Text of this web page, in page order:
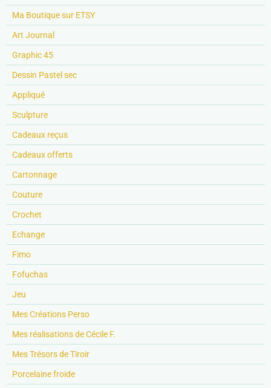
Ma Boutique sur ETSY
Art Journal
Graphic 45
Dessin Pastel sec
Appliqué
Sculpture
Cadeaux reçus
Cadeaux offerts
Cartonnage
Couture
Crochet
Echange
Fimo
Fofuchas
Jeu
Mes Créations Perso
Mes réalisations de Cécile F.
Mes Trésors de Tiroir
Porcelaine froide